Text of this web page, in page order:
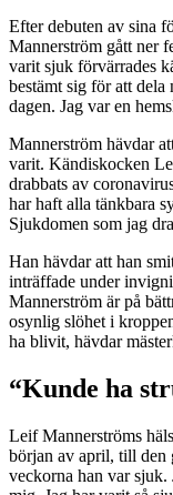
Efter debuten av sina
Mannerström gått ner
varit sjuk förvärrades
bestämt sig för att
dagen. Jag var en
Mannerström hävdar
varit. Kändiskocken
drabbats av
har haft alla tänkbara
Sjukdomen som jag
Han hävdar att han
inträffade under
Mannerström är på
osynlig slöhet i
ha blivit, hävdar
“Kunde ha
Leif Mannerströms
början av april, till den
veckorna han var sjuk.